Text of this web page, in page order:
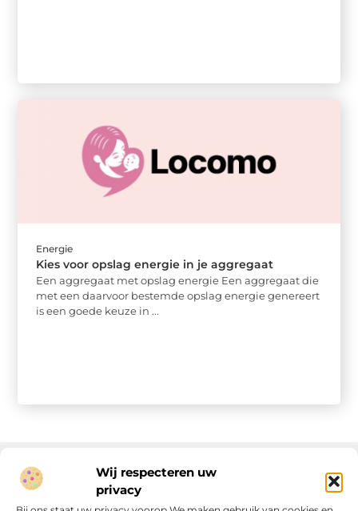
Wij respecteren uw
privacy
Energie
Kies voor opslag energie in je aggregaat
Een aggregaat met opslag energie Een aggregaat die
met een daarvoor bestemde opslag energie genereert
is een goede keuze in ...
Onze informatie